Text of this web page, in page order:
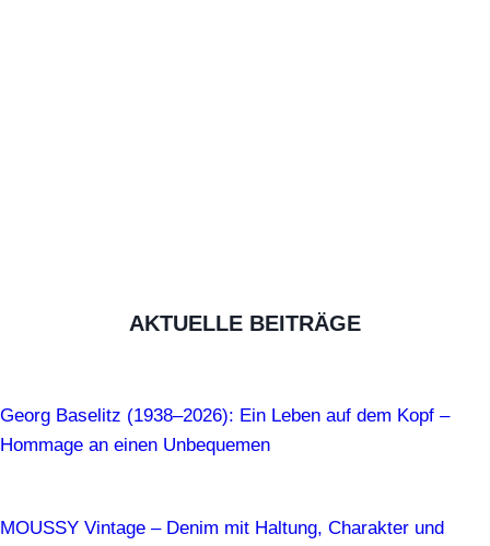
AKTUELLE BEITRÄGE
Georg Baselitz (1938–2026): Ein Leben auf dem Kopf –
Hommage an einen Unbequemen
MOUSSY Vintage – Denim mit Haltung, Charakter und